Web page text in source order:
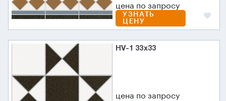
цена по запросу
УЗНАТЬ
ЦЕНУ
HV-1 33x33
цена по запросу